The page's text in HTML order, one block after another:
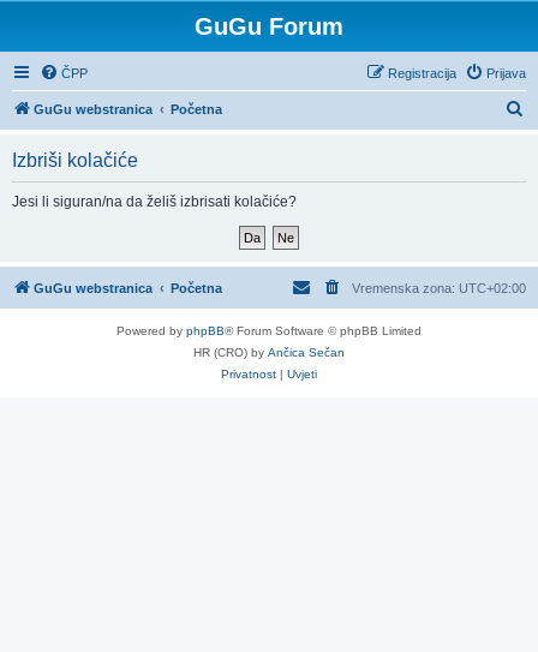
GuGu Forum
ČPP Prijava
Registracija
GuGu webstranica Početna
n
Izbriši kolačiće
Jesi li siguran/na da želiš izbrisati kolačiće?
GuGu webstranica Početna Vremenska zona: UTC+02:00
Powered by phpBB® Forum Software © phpBB Limited
HR (CRO) by Ančica Sečan
Privatnost | Uvjeti